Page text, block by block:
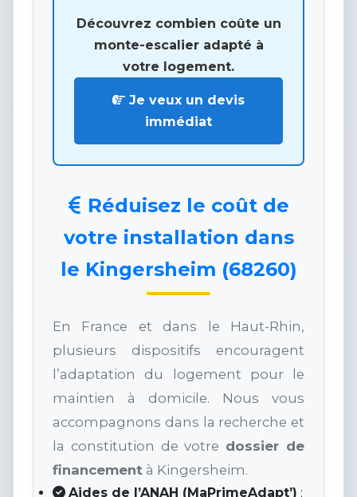
Découvrez combien coûte un
monte-escalier adapté à
votre logement.
Je veux un devis
immédiat
Réduisez le coût de
votre installation dans
le Kingersheim (68260)
En France et dans le Haut-Rhin,
plusieurs dispositifs encouragent
l’adaptation du logement pour le
maintien à domicile. Nous vous
accompagnons dans la recherche et
la constitution de votre dossier de
financement à Kingersheim.
Aides de l’ANAH (MaPrimeAdapt’) :